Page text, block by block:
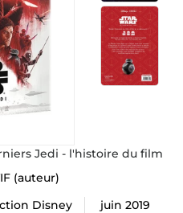
Jedi - l'histoire du film
(auteur)
Disney
juin 2019